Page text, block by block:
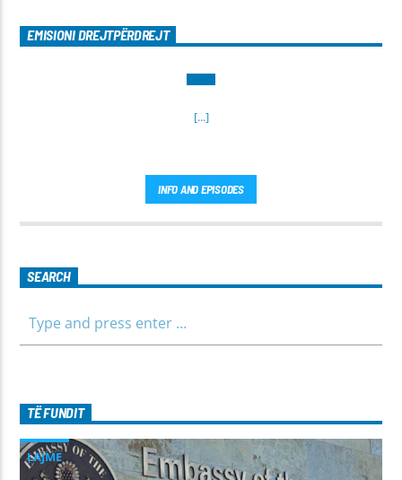
EMISIONI DREJTPËRDREJT
[...]
INFO AND EPISODES
SEARCH
TË FUNDIT
LAJME